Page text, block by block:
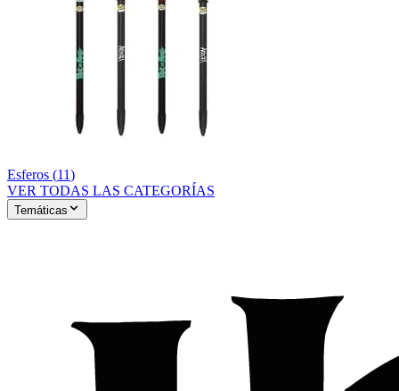
Esferos (11)
VER TODAS LAS CATEGORÍAS
Temáticas